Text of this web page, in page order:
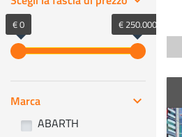
€ 0 € 250.000
Marca keyboard_arrow_right
ABARTH